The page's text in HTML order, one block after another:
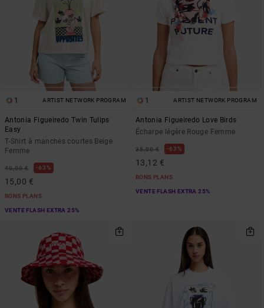
1 ARTIST NETWORK PROGRAM
Antonia Figueiredo Twin Tulips
Easy
T-Shirt à manches courtes Beige
Femme
40,00 € 63%
15,00 €
BONS PLANS
VENTE FLASH EXTRA 25%
1 ARTIST NETWORK PROGRAM
Antonia Figueiredo Love Birds
Écharpe légère Rouge Femme
35,00 € 63%
13,12 €
BONS PLANS
VENTE FLASH EXTRA 25%